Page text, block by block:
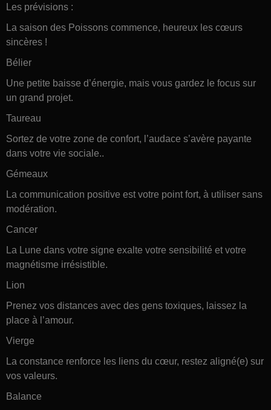
Les prévisions :
La saison des Poissons commence, heureux les cœurs
sincères !
Bélier
Une petite baisse d’énergie, mais vous gardez le focus sur
un grand projet.
Taureau
Sortez de votre zone de confort, l’audace s’avère payante
dans votre vie sociale..
Gémeaux
La communication positive est votre point fort, à utiliser sans
modération.
Cancer
La Lune dans votre signe exalte votre sensibilité et votre
magnétisme irrésistible.
Lion
Prenez vos distances avec des gens toxiques, laissez la
place à l’amour.
Vierge
La constance renforce les liens du cœur, restez aligné(e) sur
vos valeurs.
Balance